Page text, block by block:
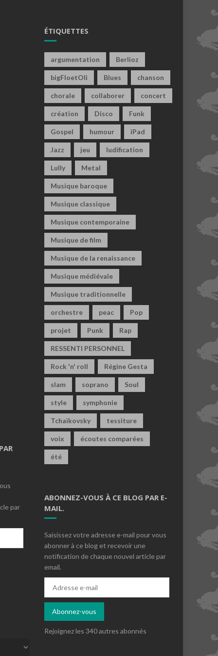
par
ÉTIQUETTES
argumentation Berlioz
bigFloetOli Blues chanson
chorale collaborer concert
création Disco Funk
Gospel humour iPad
Jazz jeu ludification
Lully Metal
Musique baroque
Musique classique
Musique contemporaine
Musique de film
Musique de la renaissance
Musique médiévale
Musique traditionnelle
orchestre peac Pop
projet Punk Rap
RESSENTI PERSONNEL
Rock 'n' roll Régine Gesta
slam soprano Soul
style symphonie
Tchaïkovsky tessiture
voix écoutes comparées
été
ABONNEZ-VOUS À CE BLOG PAR E-
MAIL.
Saisissez votre adresse e-mail pour vous
abonner à ce blog et recevoir une
notification de chaque nouvel article par
email.
mail
Abonnez-vous
Rejoignez les 340 autres abonnés